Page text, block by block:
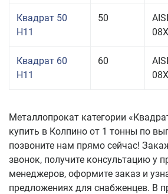
Квадрат 50
H11
50
Квадрат 60
H11
60
Металлопрокат категории
купить в Колпино от 1 тонны по
позвоните нам прямо сейчас!
звонок, получите консультацию у
менеджеров, оформите заказ и
предложениях для снабженцев. В